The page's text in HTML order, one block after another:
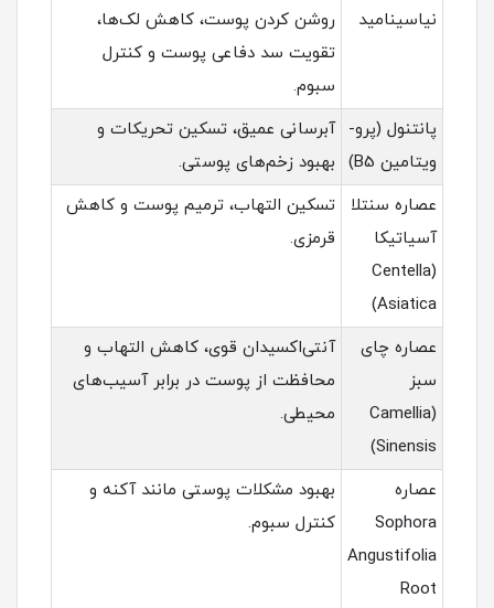
نیاسینامید
روشن کردن پوست، کاهش لک‌ها،
تقویت سد دفاعی پوست و کنترل
سبوم.
پانتنول (پرو-
ویتامین B5)
آبرسانی عمیق، تسکین تحریکات و
بهبود زخم‌های پوستی.
عصاره سنتلا
آسیاتیکا
(Centella
Asiatica)
تسکین التهاب، ترمیم پوست و کاهش
قرمزی.
عصاره چای
سبز
(Camellia
Sinensis)
آنتی‌اکسیدان قوی، کاهش التهاب و
محافظت از پوست در برابر آسیب‌های
محیطی.
عصاره
Sophora
Angustifolia
Root
بهبود مشکلات پوستی مانند آکنه و
کنترل سبوم.